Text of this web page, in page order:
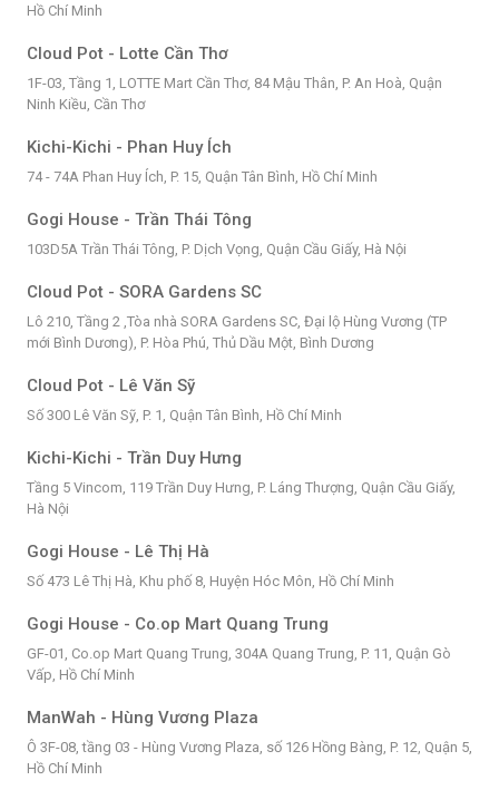
Hồ Chí Minh
Cloud Pot - Lotte Cần Thơ
1F-03, Tầng 1, LOTTE Mart Cần Thơ, 84 Mậu Thân, P. An Hoà, Quận
Ninh Kiều, Cần Thơ
Kichi-Kichi - Phan Huy Ích
74 - 74A Phan Huy Ích, P. 15, Quận Tân Bình, Hồ Chí Minh
Gogi House - Trần Thái Tông
103D5A Trần Thái Tông, P. Dịch Vọng, Quận Cầu Giấy, Hà Nội
Cloud Pot - SORA Gardens SC
Lô 210, Tầng 2 ,Tòa nhà SORA Gardens SC, Đại lộ Hùng Vương (TP
mới Bình Dương), P. Hòa Phú, Thủ Dầu Một, Bình Dương
Cloud Pot - Lê Văn Sỹ
Số 300 Lê Văn Sỹ, P. 1, Quận Tân Bình, Hồ Chí Minh
Kichi-Kichi - Trần Duy Hưng
Tầng 5 Vincom, 119 Trần Duy Hưng, P. Láng Thượng, Quận Cầu Giấy,
Hà Nội
Gogi House - Lê Thị Hà
Số 473 Lê Thị Hà, Khu phố 8, Huyện Hóc Môn, Hồ Chí Minh
Gogi House - Co.op Mart Quang Trung
GF-01, Co.op Mart Quang Trung, 304A Quang Trung, P. 11, Quận Gò
Vấp, Hồ Chí Minh
ManWah - Hùng Vương Plaza
Ô 3F-08, tầng 03 - Hùng Vương Plaza, số 126 Hồng Bàng, P. 12, Quận 5,
Hồ Chí Minh